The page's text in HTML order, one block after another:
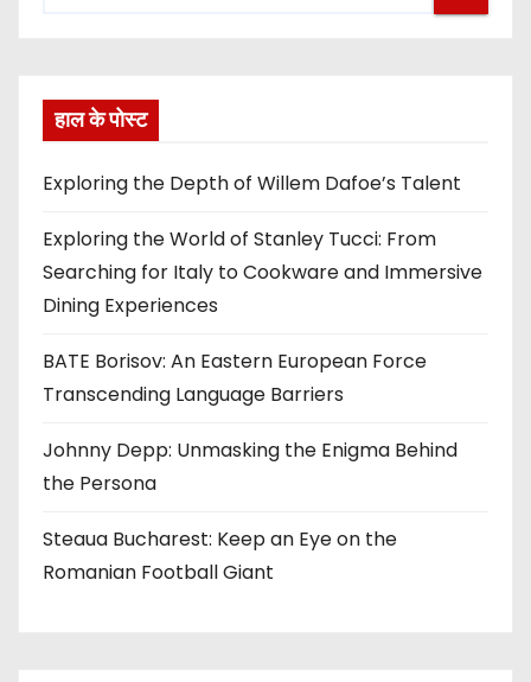
हाल के पोस्ट
Exploring the Depth of Willem Dafoe’s Talent
Exploring the World of Stanley Tucci: From
Searching for Italy to Cookware and Immersive
Dining Experiences
BATE Borisov: An Eastern European Force
Transcending Language Barriers
Johnny Depp: Unmasking the Enigma Behind
the Persona
Steaua Bucharest: Keep an Eye on the
Romanian Football Giant